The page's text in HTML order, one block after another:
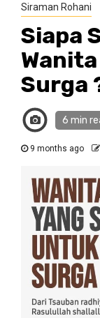
Siraman Rohani
Siapa
Surga
6 min
9 months ago